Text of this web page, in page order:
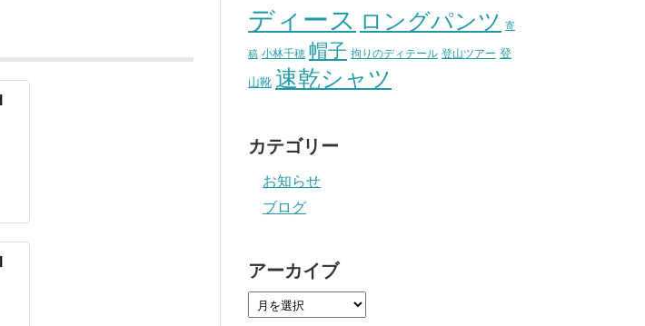
ディース ロングパンツ 寄
稿 小林千穂 帽子 拘りのディテール 登山ツアー 登
山靴 速乾シャツ
カテゴリー
お知らせ
ブログ
アーカイブ